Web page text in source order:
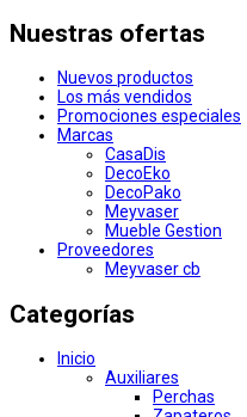
Nuestras ofertas
Nuevos productos
Los más vendidos
Promociones especiales
Marcas
CasaDis
DecoEko
DecoPako
Meyvaser
Mueble Gestion
Proveedores
Meyvaser cb
Categorías
Inicio
Auxiliares
Perchas